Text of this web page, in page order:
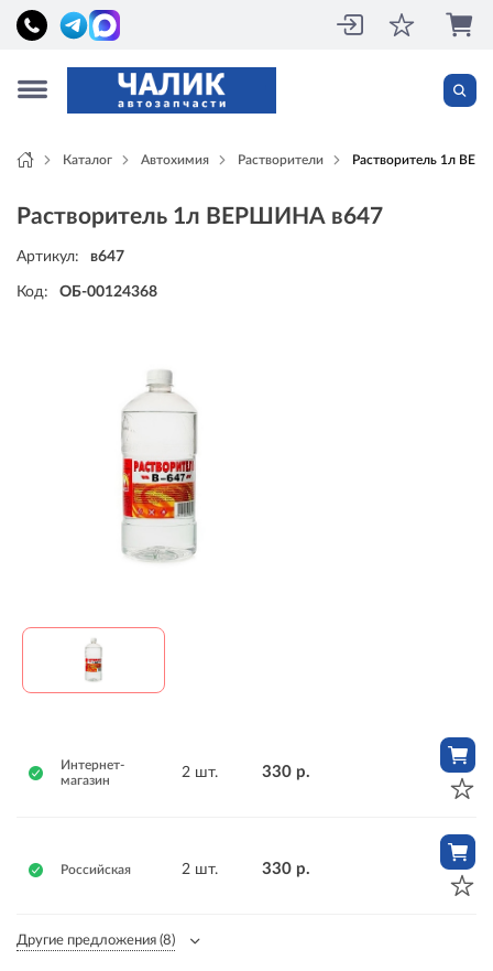
Каталог Автохимия Растворители Растворитель 1л
Растворитель 1л ВЕРШИНА в647
Артикул: в647
Код: ОБ-00124368
Интернет-
магазин
2 шт. 330 р.
Российская 2 шт. 330 р.
Другие предложения (8)